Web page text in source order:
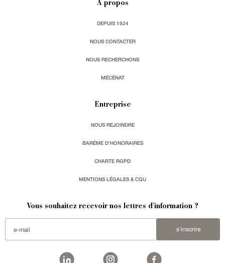
À propos
DEPUIS 1924
NOUS CONTACTER
NOUS RECHERCHONS
MÉCÉNAT
Entreprise
NOUS REJOINDRE
BARÈME D'HONORAIRES
CHARTE RGPD
MENTIONS LÉGALES & CGU
Vous souhaitez recevoir nos lettres d'information ?
s'inscrire